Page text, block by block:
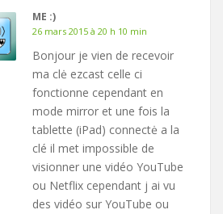
ME :)
26 mars 2015 à 20 h 10 min
Bonjour je vien de recevoir
ma clė ezcast celle ci
fonctionne cependant en
mode mirror et une fois la
tablette (iPad) connectė a la
clé il met impossible de
visionner une vidéo YouTube
ou Netflix cependant j ai vu
des vidéo sur YouTube ou